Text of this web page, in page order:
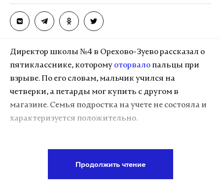
Директор школы №4 в Орехово-Зуево рассказал о
пятикласснике, которому оторвало пальцы при
взрыве. По его словам, мальчик учился на
четверки, а петарды мог купить с другом в
магазине. Семья подростка на учете не состояла и
характеризуется положительно.
Продолжить чтение